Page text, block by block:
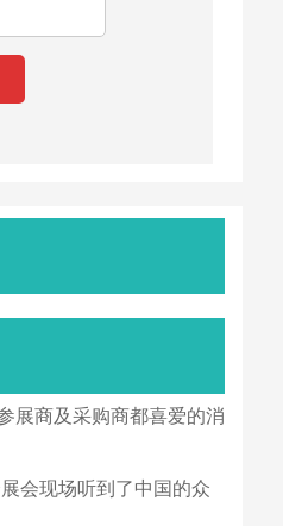
展商及采购商都喜爱的消
会现场听到了中国的众